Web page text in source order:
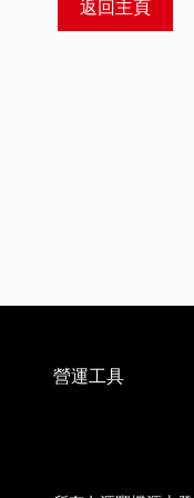
返回主頁
營運工具